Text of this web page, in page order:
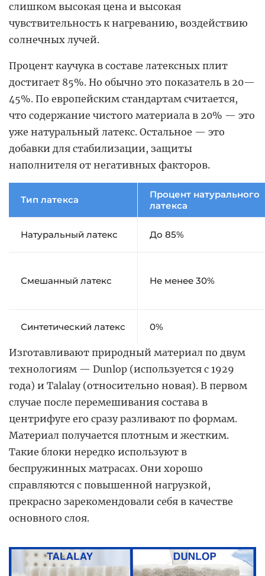
слишком высокая цена и высокая
чувствительность к нагреванию, воздействию
солнечных лучей.
Процент каучука в составе латексных плит
достигает 85%. Но обычно это показатель в 20—
45%. По европейским стандартам считается,
что содержание чистого материала в 20% — это
уже натуральный латекс. Остальное — это
добавки для стабилизации, защиты
наполнителя от негативных факторов.
Тип латекса
Процент натурального
латекса
Натуральный латекс До 85%
Смешанный латекс Не менее 30%
Синтетический латекс 0%
Изготавливают природный материал по двум
технологиям — Dunlop (используется с 1929
года) и Talalay (относительно новая). В первом
случае после перемешивания состава в
центрифуге его сразу разливают по формам.
Материал получается плотным и жестким.
Такие блоки нередко используют в
беспружинных матрасах. Они хорошо
справляются с повышенной нагрузкой,
прекрасно зарекомендовали себя в качестве
основного слоя.